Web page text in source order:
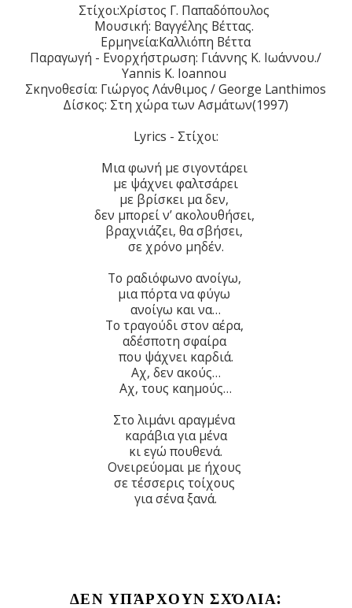
Στίχοι:Χρίστος Γ. Παπαδόπουλος
Μουσική: Βαγγέλης Βέττας.
Ερμηνεία:Καλλιόπη Βέττα
Παραγωγή - Ενορχήστρωση: Γιάννης Κ. Ιωάννου./
Yannis K. Ioannou
Σκηνοθεσία: Γιώργος Λάνθιμος / George Lanthimos
Δίσκος: Στη χώρα των Ασμάτων(1997)
Lyrics - Στίχοι:
Μια φωνή με σιγοντάρει
με ψάχνει φαλτσάρει
με βρίσκει μα δεν,
δεν μπορεί ν’ ακολουθήσει,
βραχνιάζει, θα σβήσει,
σε χρόνο μηδέν.
Το ραδιόφωνο ανοίγω,
μια πόρτα να φύγω
ανοίγω και να…
Το τραγούδι στον αέρα,
αδέσποτη σφαίρα
που ψάχνει καρδιά.
Αχ, δεν ακούς…
Αχ, τους καημούς…
Στο λιμάνι αραγμένα
καράβια για μένα
κι εγώ πουθενά.
Ονειρεύομαι με ήχους
σε τέσσερις τοίχους
για σένα ξανά.
ΔΕΝ ΥΠΆΡΧΟΥΝ ΣΧΌΛΙΑ: